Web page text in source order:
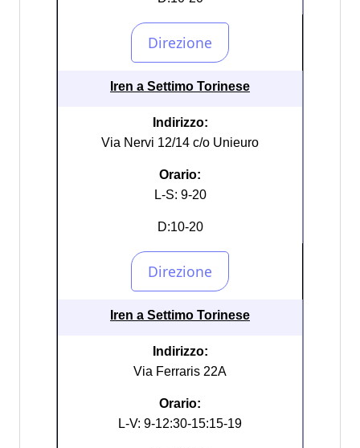
Iren a Settimo Torinese
Indirizzo:
Via Nervi 12/14 c/o Unieuro
Orario:
L-S: 9-20
D:10-20
Iren a Settimo Torinese
Indirizzo:
Via Ferraris 22A
Orario:
L-V: 9-12:30-15:15-19